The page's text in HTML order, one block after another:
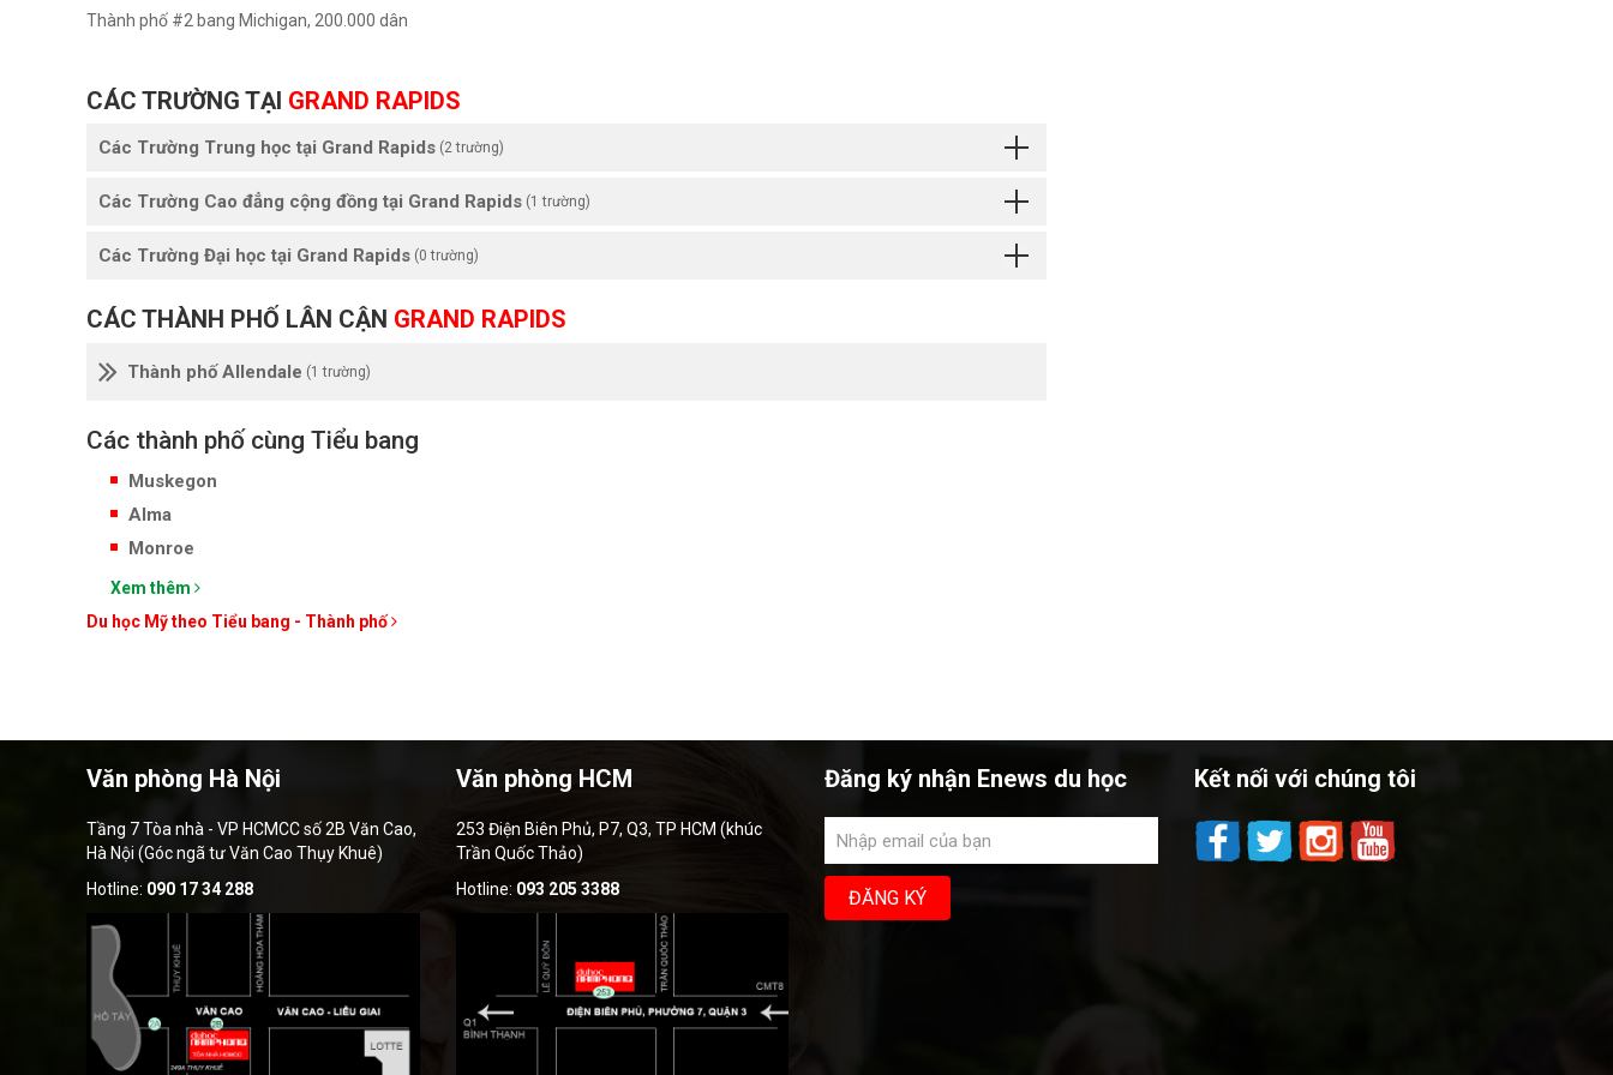
Thành phố #2 bang Michigan, 200.000 dân
CÁC TRƯỜNG TẠI GRAND RAPIDS
Các Trường Trung học tại Grand Rapids (2 trường)
Các Trường Cao đẳng cộng đồng tại Grand Rapids (1 trường)
Các Trường Đại học tại Grand Rapids (0 trường)
CÁC THÀNH PHỐ LÂN CẬN GRAND RAPIDS
Thành phố Allendale (1 trường)
Các thành phố cùng Tiểu bang
Muskegon
Alma
Monroe
Xem thêm
Du học Mỹ theo Tiểu bang - Thành phố
Văn phòng Hà Nội
Tầng 7 Tòa nhà - VP HCMCC số 2B Văn Cao,
Hà Nội (Góc ngã tư Văn Cao Thụy Khuê)
Hotline: 090 17 34 288
Văn phòng HCM
253 Điện Biên Phủ, P7, Q3, TP HCM (khúc
Trần Quốc Thảo)
Hotline: 093 205 3388
Đăng ký nhận Enews du học Kết nối với chúng tôi